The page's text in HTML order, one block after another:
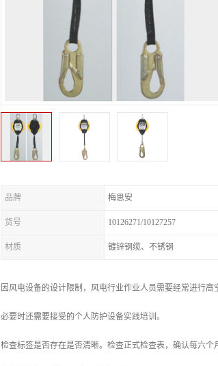
品牌 梅思安
货号 10126271/10127257
材质 镀锌钢缆、不锈钢
因风电设备的设计限制，风电行业作业人员需要经常进行
必要时还需要接受的个人防护设备实践培训。
检查标签是否存在是否清晰。检查正式检查表，确认每六